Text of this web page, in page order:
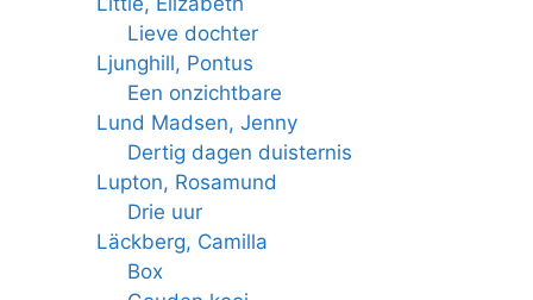
Lieve dochter
Ljunghill, Pontus
Een onzichtbare
Lund Madsen, Jenny
Dertig dagen duisternis
Lupton, Rosamund
Drie uur
Läckberg, Camilla
Box